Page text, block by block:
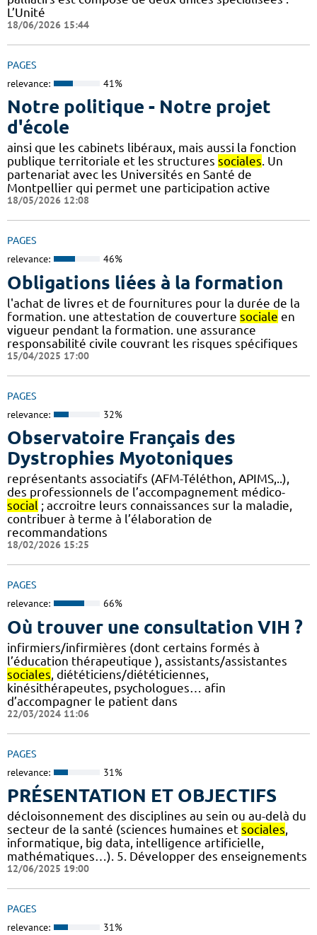
L’Unité
18/06/2026 15:44
PAGES
relevance: 41%
Notre politique - Notre projet
d'école
ainsi que les cabinets libéraux, mais aussi la fonction
publique territoriale et les structures sociales. Un
partenariat avec les Universités en Santé de
Montpellier qui permet une participation active
18/05/2026 12:08
PAGES
relevance: 46%
Obligations liées à la formation
l'achat de livres et de fournitures pour la durée de la
formation. une attestation de couverture sociale en
vigueur pendant la formation. une assurance
responsabilité civile couvrant les risques spécifiques
15/04/2025 17:00
PAGES
relevance: 32%
Observatoire Français des
Dystrophies Myotoniques
représentants associatifs (AFM-Téléthon, APIMS,..),
des professionnels de l’accompagnement médico-
social ; accroitre leurs connaissances sur la maladie,
contribuer à terme à l’élaboration de
recommandations
18/02/2026 15:25
PAGES
relevance: 66%
Où trouver une consultation VIH ?
infirmiers/infirmières (dont certains formés à
l’éducation thérapeutique ), assistants/assistantes
sociales , diététiciens/diététiciennes,
kinésithérapeutes, psychologues… afin
d’accompagner le patient dans
22/03/2024 11:06
PAGES
relevance: 31%
PRÉSENTATION ET OBJECTIFS
décloisonnement des disciplines au sein ou au-delà du
secteur de la santé (sciences humaines et sociales,
informatique, big data, intelligence artificielle,
mathématiques…). 5. Développer des enseignements
12/06/2025 19:00
PAGES
relevance: 31%